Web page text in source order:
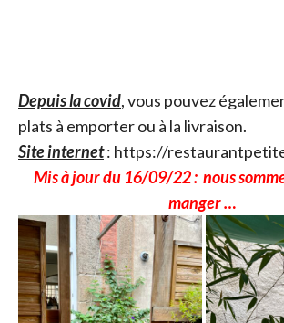
Depuis la covid, vous pouvez
plats à emporter ou à la livraison.
Site internet: https://
Mis à jour du 16/09/22 : nous
manger …